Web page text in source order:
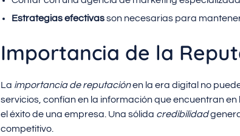
Estrategias efectivasson necesarias para
Importancia de la
La importancia de reputaciónen la era digital no
servicios, confían en la información que encuentran
el éxito de una empresa. Una sólida credibilidad
competitivo.